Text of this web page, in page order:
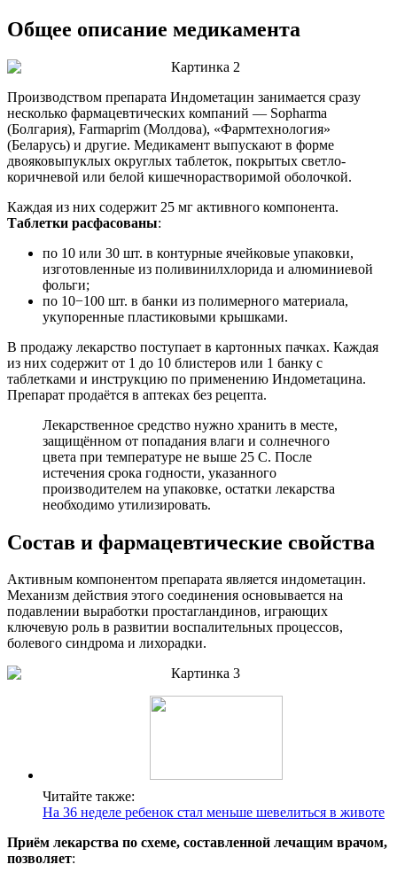
Общее описание медикамента
Производством препарата Индометацин занимается сразу
несколько фармацевтических компаний — Sopharma
(Болгария), Farmaprim (Молдова), «Фармтехнология»
(Беларусь) и другие. Медикамент выпускают в форме
двояковыпуклых округлых таблеток, покрытых светло-
коричневой или белой кишечнорастворимой оболочкой.
Каждая из них содержит 25 мг активного компонента.
Таблетки расфасованы:
по 10 или 30 шт. в контурные ячейковые упаковки,
изготовленные из поливинилхлорида и алюминиевой
фольги;
по 10−100 шт. в банки из полимерного материала,
укупоренные пластиковыми крышками.
В продажу лекарство поступает в картонных пачках. Каждая
из них содержит от 1 до 10 блистеров или 1 банку с
таблетками и инструкцию по применению Индометацина.
Препарат продаётся в аптеках без рецепта.
Лекарственное средство нужно хранить в месте,
защищённом от попадания влаги и солнечного
цвета при температуре не выше 25 С. После
истечения срока годности, указанного
производителем на упаковке, остатки лекарства
необходимо утилизировать.
Состав и фармацевтические свойства
Активным компонентом препарата является индометацин.
Механизм действия этого соединения основывается на
подавлении выработки простагландинов, играющих
ключевую роль в развитии воспалительных процессов,
болевого синдрома и лихорадки.
Читайте также:
На 36 неделе ребенок стал меньше шевелиться в животе
Приём лекарства по схеме, составленной лечащим врачом,
позволяет: